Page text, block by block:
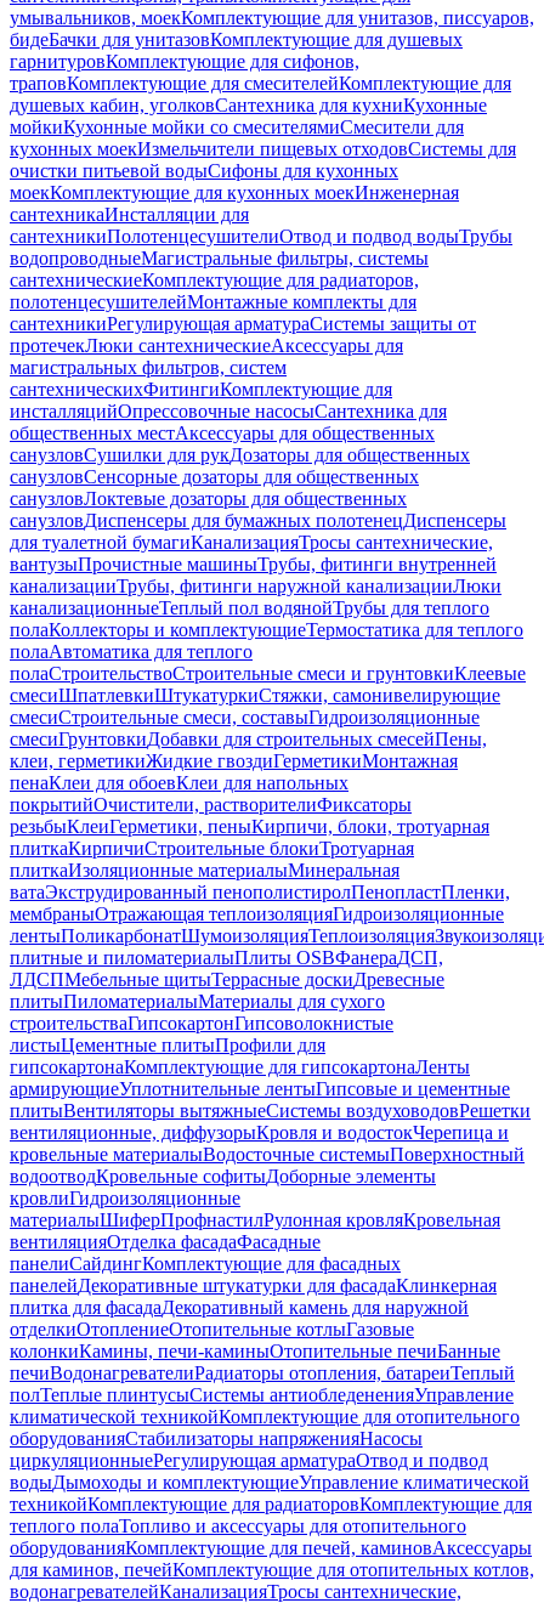
умывальников, моекКомплектующие для унитазов, писсуаров,
бидеБачки для унитазовКомплектующие для душевых
гарнитуровКомплектующие для сифонов,
траповКомплектующие для смесителейКомплектующие для
душевых кабин, уголковСантехника для кухниКухонные
мойкиКухонные мойки со смесителямиСмесители для
кухонных моекИзмельчители пищевых отходовСистемы для
очистки питьевой водыСифоны для кухонных
моекКомплектующие для кухонных моекИнженерная
сантехникаИнсталляции для
сантехникиПолотенцесушителиОтвод и подвод водыТрубы
водопроводныеМагистральные фильтры, системы
сантехническиеКомплектующие для радиаторов,
полотенцесушителейМонтажные комплекты для
сантехникиРегулирующая арматураСистемы защиты от
протечекЛюки сантехническиеАксессуары для
магистральных фильтров, систем
сантехническихФитингиКомплектующие для
инсталляцийОпрессовочные насосыСантехника для
общественных местАксессуары для общественных
санузловСушилки для рукДозаторы для общественных
санузловСенсорные дозаторы для общественных
санузловЛоктевые дозаторы для общественных
санузловДиспенсеры для бумажных полотенецДиспенсеры
для туалетной бумагиКанализацияТросы сантехнические,
вантузыПрочистные машиныТрубы, фитинги внутренней
канализацииТрубы, фитинги наружной канализацииЛюки
канализационныеТеплый пол водянойТрубы для теплого
полаКоллекторы и комплектующиеТермостатика для теплого
полаАвтоматика для теплого
полаСтроительствоСтроительные смеси и грунтовкиКлеевые
смесиШпатлевкиШтукатуркиСтяжки, самонивелирующие
смесиСтроительные смеси, составыГидроизоляционные
смесиГрунтовкиДобавки для строительных смесейПены,
клеи, герметикиЖидкие гвоздиГерметикиМонтажная
пенаКлеи для обоевКлеи для напольных
покрытийОчистители, растворителиФиксаторы
резьбыКлеиГерметики, пеныКирпичи, блоки, тротуарная
плиткаКирпичиСтроительные блокиТротуарная
плиткаИзоляционные материалыМинеральная
ватаЭкструдированный пенополистиролПенопластПленки,
мембраныОтражающая теплоизоляцияГидроизоляционные
лентыПоликарбонатШумоизоляцияТеплоизоляция
плитные и пиломатериалыПлиты OSBФанераДСП,
ЛДСПМебельные щитыТеррасные доскиДревесные
плитыПиломатериалыМатериалы для сухого
строительстваГипсокартонГипсоволокнистые
листыЦементные плитыПрофили для
гипсокартонаКомплектующие для гипсокартонаЛенты
армирующиеУплотнительные лентыГипсовые и цементные
плитыВентиляторы вытяжныеСистемы воздуховодовРешетки
вентиляционные, диффузорыКровля и водостокЧерепица и
кровельные материалыВодосточные системыПоверхностный
водоотводКровельные софитыДоборные элементы
кровлиГидроизоляционные
материалыШиферПрофнастилРулонная кровляКровельная
вентиляцияОтделка фасадаФасадные
панелиСайдингКомплектующие для фасадных
панелейДекоративные штукатурки для фасадаКлинкерная
плитка для фасадаДекоративный камень для наружной
отделкиОтоплениеОтопительные котлыГазовые
колонкиКамины, печи-каминыОтопительные печиБанные
печиВодонагревателиРадиаторы отопления, батареиТеплый
полТеплые плинтусыСистемы антиобледененияУправление
климатической техникойКомплектующие для отопительного
оборудованияСтабилизаторы напряженияНасосы
циркуляционныеРегулирующая арматураОтвод и подвод
водыДымоходы и комплектующиеУправление климатической
техникойКомплектующие для радиаторовКомплектующие для
теплого полаТопливо и аксессуары для отопительного
оборудованияКомплектующие для печей, каминовАксессуары
для каминов, печейКомплектующие для отопительных котлов,
водонагревателейКанализацияТросы сантехнические,